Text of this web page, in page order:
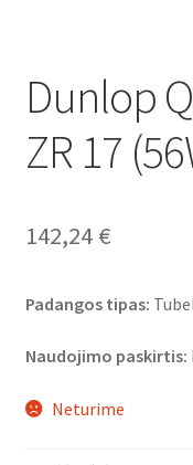
Dunlop
ZR 17
142,24 €
Padangos tipas:
Naudojimo paskirtis:
Neturime